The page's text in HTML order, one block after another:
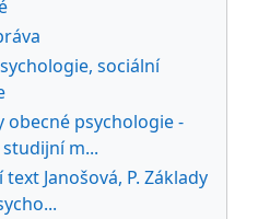
sociální
obecné psychologie -
m...
Janošová, P. Základy